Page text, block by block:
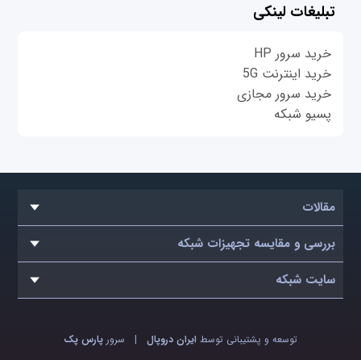
تبلیغات لینکی
خرید سرور HP
خرید اینترنت 5G
خرید سرور مجازی
پسیو شبکه
مقالات
بررسی و مقایسه تجهیزات شبکه
سایت شبکه
توسعه و پشتیبانی توسط ایران دروپال| سرور پارس پک